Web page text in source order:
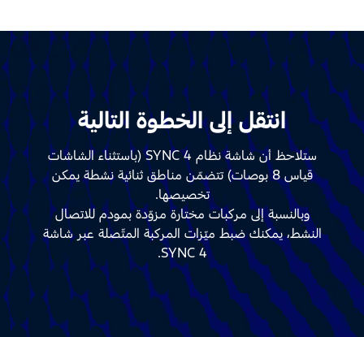
انتقل إلى الخطوة التالية
ستلاحظ أن شاشة نظام SYNC 4 (باستثناء الشاشات
قياس 8 بوصات) تتضمّن مناطق ثنائية نشطة يمكن
تخصيصها.
وبالنسبة إلى مركبات مختارة مزوّدة بمودم للاتصال
النشط، يمكنك ضبط ميّزات المركبة المتّصلة عبر شاشة
SYNC 4.